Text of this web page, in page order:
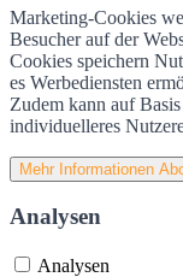
Marketing-Cookies
Besucher auf der
Cookies speichern
es Werbediensten
Zudem kann auf
individuelleres
Mehr Informationen
Analysen
Analysen